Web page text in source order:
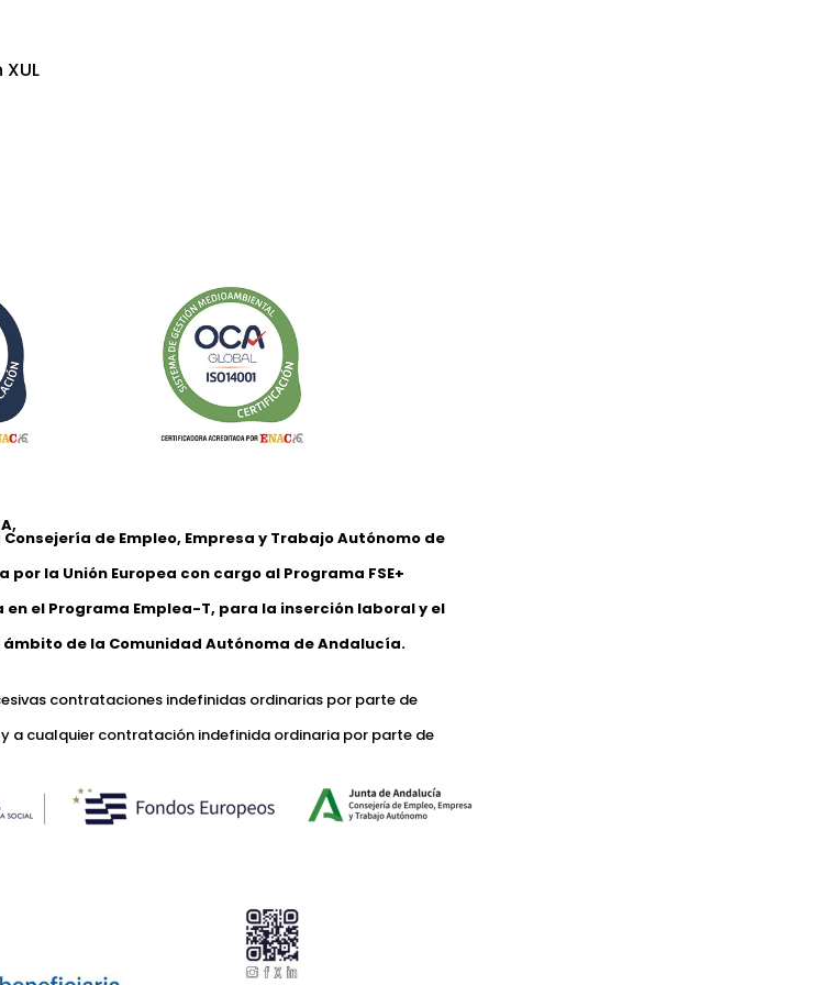
de Empleo, Empresa y Trabajo Autónomo de
la Unión Europea con cargo al Programa FSE+
el Programa Emplea-T, para la inserción laboral y el
de la Comunidad Autónoma de Andalucía.
contrataciones indefinidas ordinarias por parte de
a cualquier contratación indefinida ordinaria por parte de